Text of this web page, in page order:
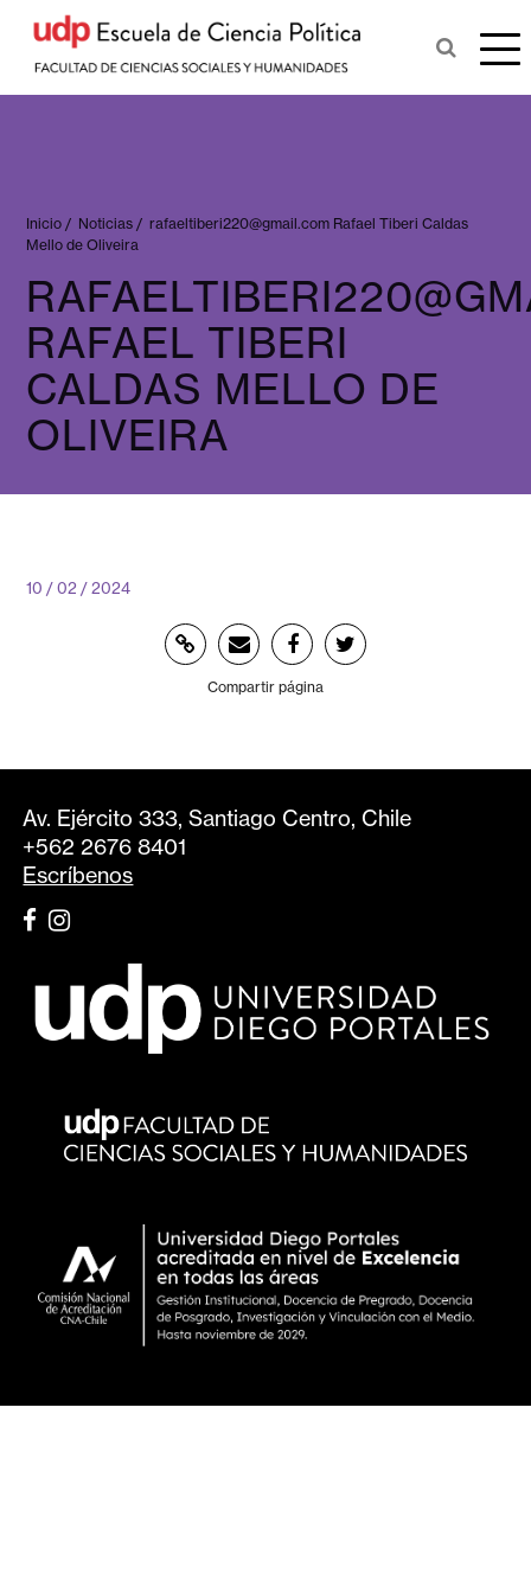
Inicio / Noticias / rafaeltiberi220@gmail.com Rafael Tiberi Caldas
Mello de Oliveira
RAFAEL TIBERI
CALDAS MELLO DE
OLIVEIRA
10 / 02 / 2024
Compartir página
Av. Ejército 333, Santiago Centro, Chile
+562 2676 8401
Escríbenos